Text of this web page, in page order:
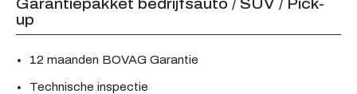
Garantiepakket bedrijfsauto / SUV / Pick-
up
12 maanden BOVAG Garantie
Technische inspectie